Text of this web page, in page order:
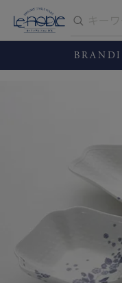
BRAND